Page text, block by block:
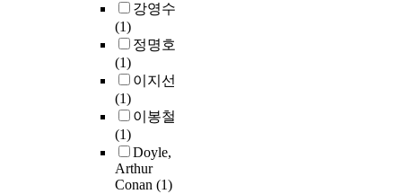
강영수
(1)
정명호
(1)
이지선
(1)
이봉철
(1)
Doyle,
Arthur
Conan (1)